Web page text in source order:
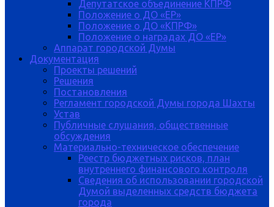
Депутатское объединение КПРФ
Положение о ДО «ЕР»
Положение о ДО «КПРФ»
Положение о наградах ДО «ЕР»
Аппарат городской Думы
Документация
Проекты решений
Решения
Постановления
Регламент городской Думы города Шахты
Устав
Публичные слушания, общественные
обсуждения
Материально-техническое обеспечение
Реестр бюджетных рисков, план
внутреннего финансового контроля
Сведения об использовании городской
Думой выделенных средств бюджета
города